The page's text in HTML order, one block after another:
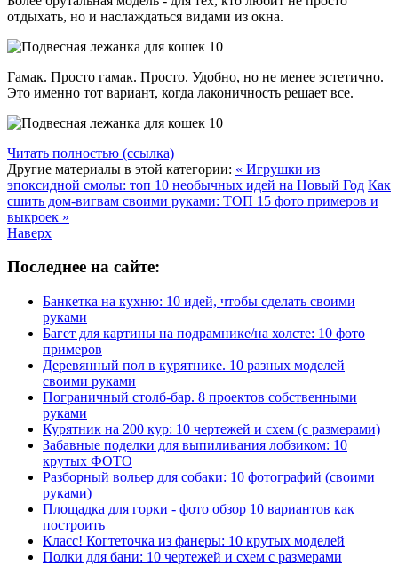
отдыхать, но и наслаждаться видами из окна.
Гамак. Просто гамак. Просто. Удобно, но не менее эстетично.
Это именно тот вариант, когда лаконичность решает все.
Читать полностью (ссылка)
Другие материалы в этой категории: « Игрушки из
эпоксидной смолы: топ 10 необычных идей на Новый Год Как
сшить дом-вигвам своими руками: ТОП 15 фото примеров и
выкроек »
Наверх
Последнее на сайте:
Банкетка на кухню: 10 идей, чтобы сделать своими
руками
Багет для картины на подрамнике/на холсте: 10 фото
примеров
Деревянный пол в курятнике. 10 разных моделей
своими руками
Пограничный столб-бар. 8 проектов собственными
руками
Курятник на 200 кур: 10 чертежей и схем (с размерами)
Забавные поделки для выпиливания лобзиком: 10
крутых ФОТО
Разборный вольер для собаки: 10 фотографий (своими
руками)
Площадка для горки - фото обзор 10 вариантов как
построить
Класс! Когтеточка из фанеры: 10 крутых моделей
Полки для бани: 10 чертежей и схем с размерами